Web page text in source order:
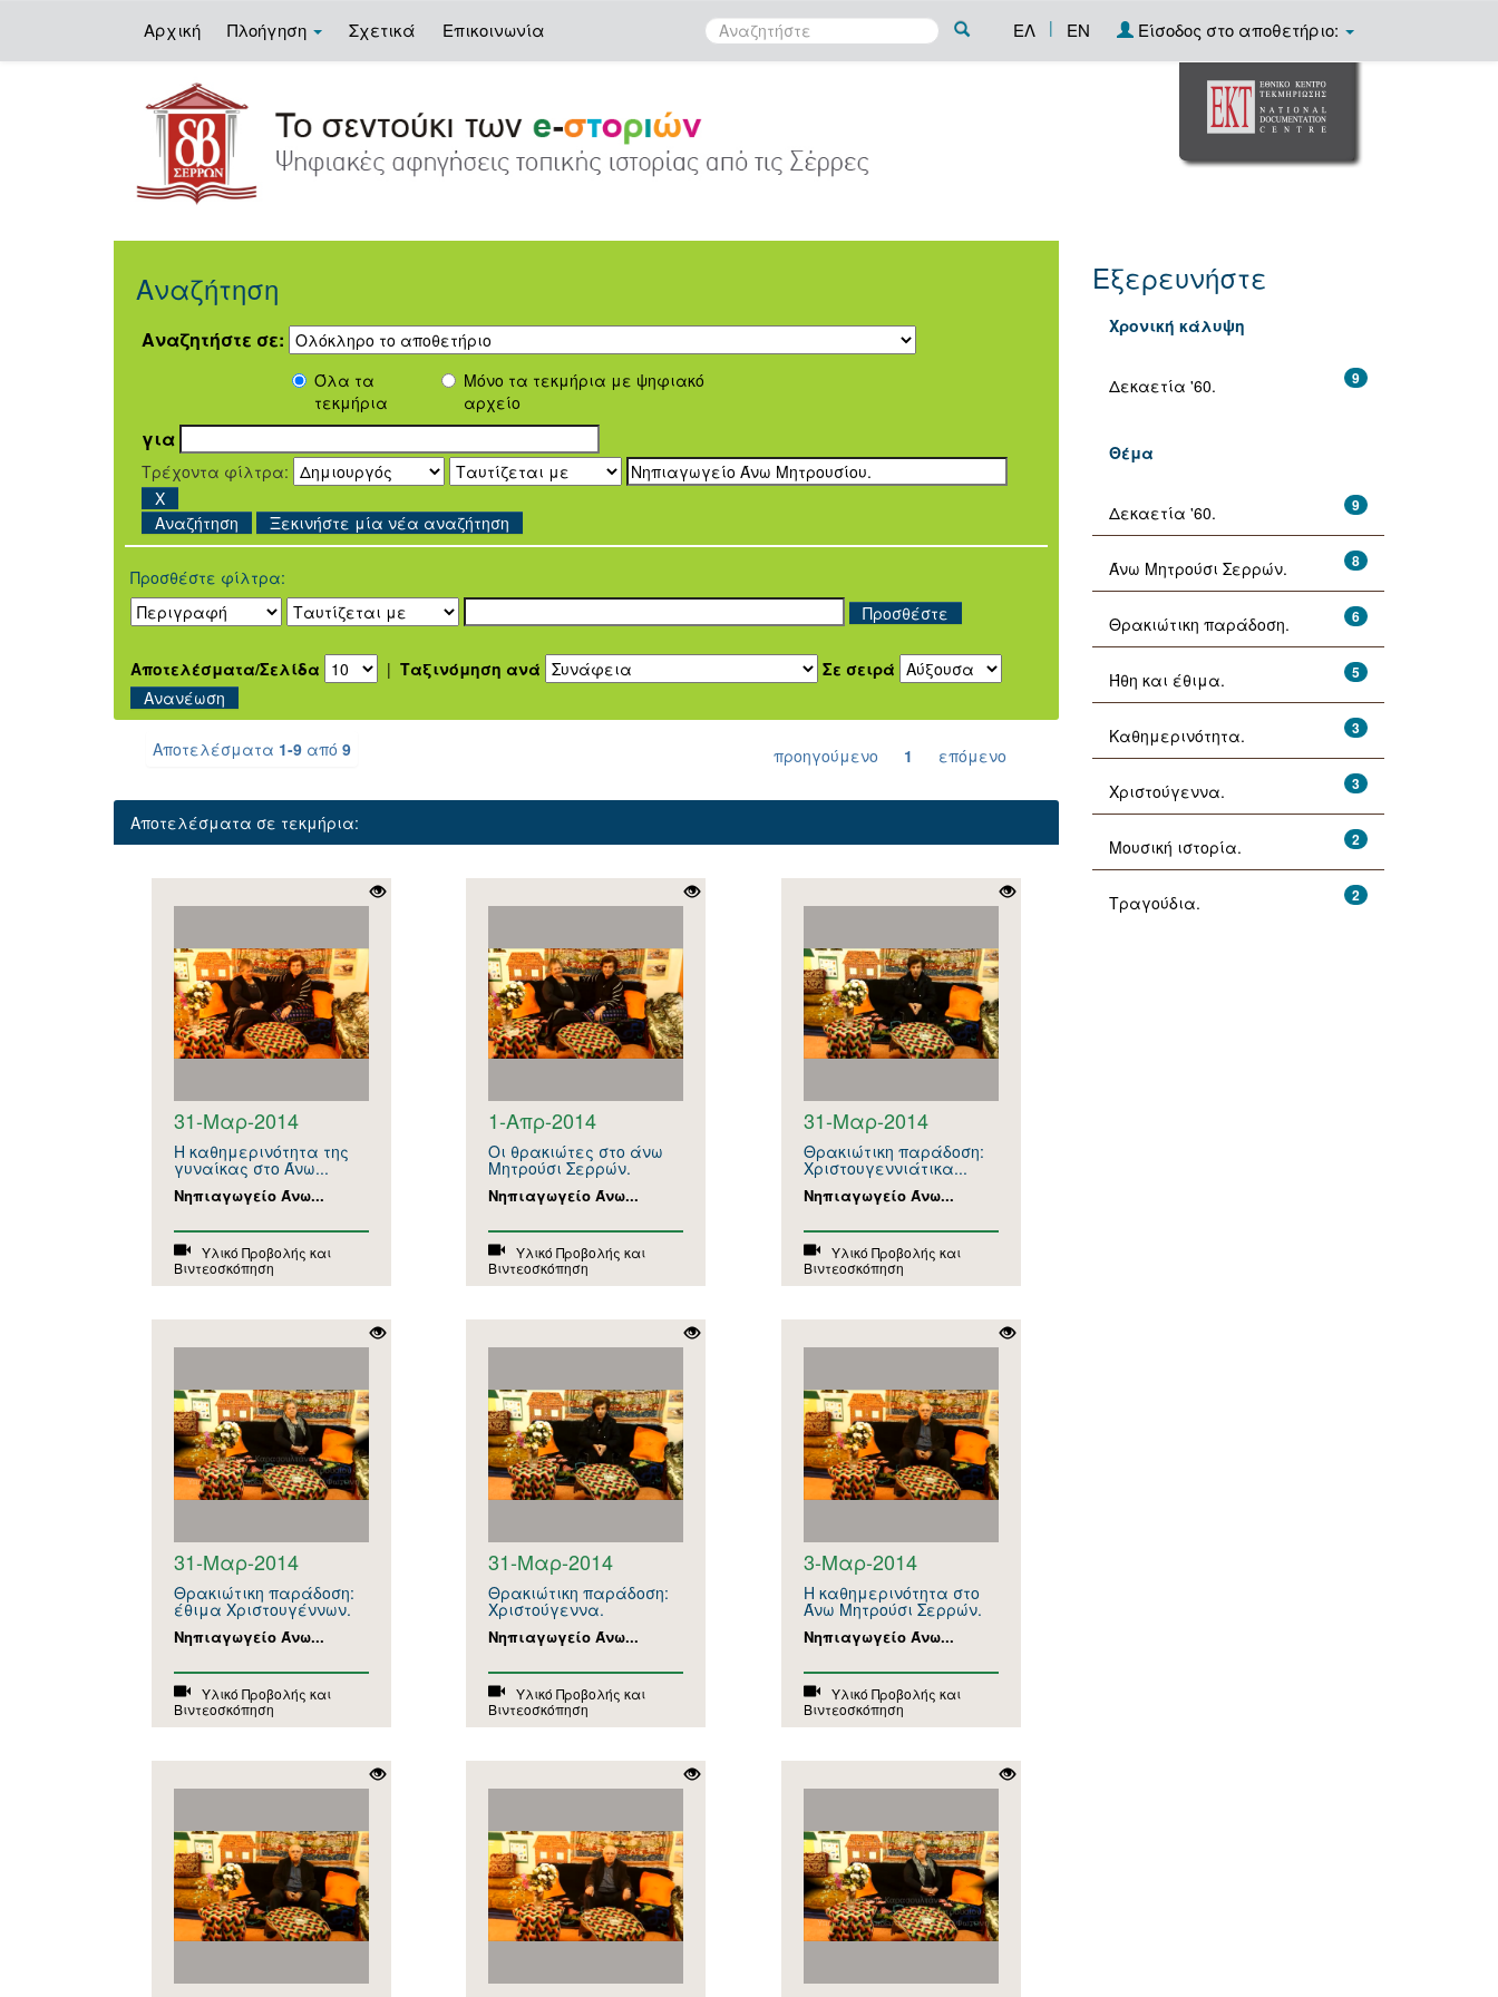
Αρχική Πλοήγηση Σχετικά Επικοινωνία ΕΛ | EN Είσοδος στο αποθετήριο:
Αναζήτηση
Αναζητήστε σε:
Όλα τα
τεκμήρια
Μόνο τα τεκμήρια με ψηφιακό
αρχείο
για
Τρέχοντα φίλτρα:
Ξεκινήστε μία νέα αναζήτηση
Προσθέστε φίλτρα:
Αποτελέσματα/Σελίδα | Ταξινόμηση ανά Σε σειρά
Αποτελέσματα 1-9 από 9 προηγούμενο 1 επόμενο
Αποτελέσματα σε τεκμήρια:
31-Μαρ-2014
Η καθημερινότητα της
γυναίκας στο Άνω...
Νηπιαγωγείο Άνω...
Υλικό Προβολής και
Βιντεοσκόπηση
1-Απρ-2014
Οι θρακιώτες στο άνω
Μητρούσι Σερρών.
Νηπιαγωγείο Άνω...
Υλικό Προβολής και
Βιντεοσκόπηση
31-Μαρ-2014
Θρακιώτικη παράδοση:
Χριστουγεννιάτικα...
Νηπιαγωγείο Άνω...
Υλικό Προβολής και
Βιντεοσκόπηση
31-Μαρ-2014
Θρακιώτικη παράδοση:
έθιμα Χριστουγέννων.
Νηπιαγωγείο Άνω...
Υλικό Προβολής και
Βιντεοσκόπηση
31-Μαρ-2014
Θρακιώτικη παράδοση:
Χριστούγεννα.
Νηπιαγωγείο Άνω...
Υλικό Προβολής και
Βιντεοσκόπηση
3-Μαρ-2014
Η καθημερινότητα στο
Άνω Μητρούσι Σερρών.
Νηπιαγωγείο Άνω...
Υλικό Προβολής και
Βιντεοσκόπηση
Εξερευνήστε
Χρονική κάλυψη
9
Δεκαετία '60.
Θέμα
9
Δεκαετία '60.
8
Άνω Μητρούσι Σερρών.
6
Θρακιώτικη παράδοση.
5
Ήθη και έθιμα.
3
Καθημερινότητα.
3
Χριστούγεννα.
2
Μουσική ιστορία.
2
Τραγούδια.